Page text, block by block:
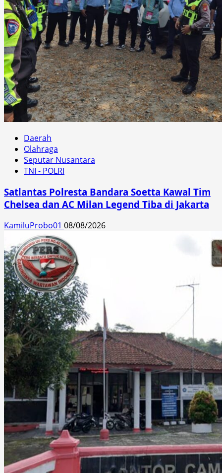
Daerah
Olahraga
Seputar Nusantara
TNI - POLRI
Satlantas Polresta Bandara Soetta Kawal Tim
Chelsea dan AC Milan Legend Tiba di Jakarta
KamiluProbo01 08/08/2026